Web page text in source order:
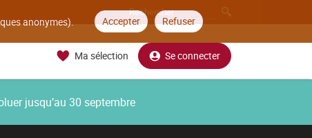
anonymes). Accepter Refuser
Ma sélection Se connecter
jusqu’au 30 septembre